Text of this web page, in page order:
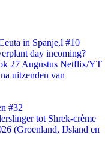
in Spanje,l #10
day incoming?
27 Augustus Netflix/YT
uitzenden van
#32
tot Shrek-crème
(Groenland, IJsland en